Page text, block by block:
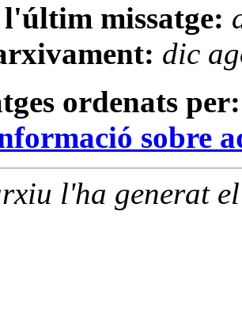
missatge:
dic
ordenats per:
sobre
l'ha generat